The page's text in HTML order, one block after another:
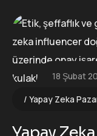
18 Şubat
Yapay Zeka